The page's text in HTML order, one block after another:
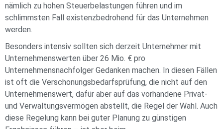
nämlich zu hohen Steuerbelastungen führen und im
schlimmsten Fall existenzbedrohend für das Unternehmen
werden.
Besonders intensiv sollten sich derzeit Unternehmer mit
Unternehmenswerten über 26 Mio. € pro
Unternehmensnachfolger Gedanken machen. In diesen Fällen
ist oft die Verschonungsbedarfsprüfung, die nicht auf den
Unternehmenswert, dafür aber auf das vorhandene Privat-
und Verwaltungsvermögen abstellt, die Regel der Wahl. Auch
diese Regelung kann bei guter Planung zu günstigen